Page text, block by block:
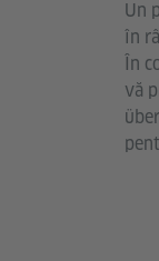
Un
în
În
vă